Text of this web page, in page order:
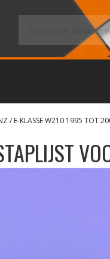
/ E-KLASSE W210 1995 TOT